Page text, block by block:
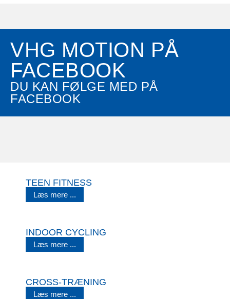
VHG MOTION PÅ
FACEBOOK
DU KAN FØLGE MED PÅ
FACEBOOK
TEEN FITNESS
Læs mere ...
INDOOR CYCLING
Læs mere ...
CROSS-TRÆNING
Læs mere ...